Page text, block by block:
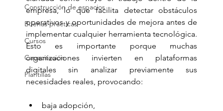
Construcción de espacios
Buenas prácticas
Cursos
Capacitación
Plantillas
empresa, lo que facilita detectar obstáculos
operativos y oportunidades de mejora antes de
implementar cualquier herramienta tecnológica.
Esto es importante porque muchas
organizaciones invierten en plataformas
digitales sin analizar previamente sus
necesidades reales, provocando:
baja adopción,